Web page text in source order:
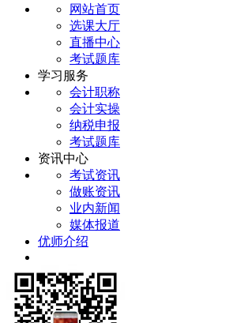
网站首页
选课大厅
直播中心
考试题库
学习服务
会计职称
会计实操
纳税申报
考试题库
资讯中心
考试资讯
做账资讯
业内新闻
媒体报道
优师介绍